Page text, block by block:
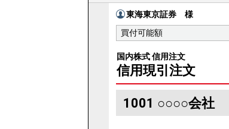
東海東京証券 様
買付可能額
国内株式 信用注文
信用現引注文
1001 ○○○○会社